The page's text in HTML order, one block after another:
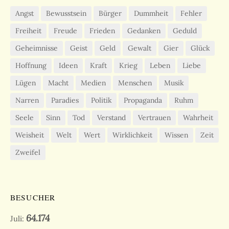
Angst Bewusstsein Bürger Dummheit
Fehler
Freiheit
Freude Frieden Gedanken
Geduld
Geheimnisse
Geist Geld Gewalt Gier
Glück
Hoffnung
Ideen Kraft Krieg Leben
Liebe
Lügen
Macht Medien Menschen
Musik
Narren
Paradies Politik Propaganda
Ruhm
Seele
Sinn Tod Verstand Vertrauen
Wahrheit
Weisheit
Welt Wert Wirklichkeit Wissen
Zeit
Zweifel
BESUCHER
Juli: 64.174